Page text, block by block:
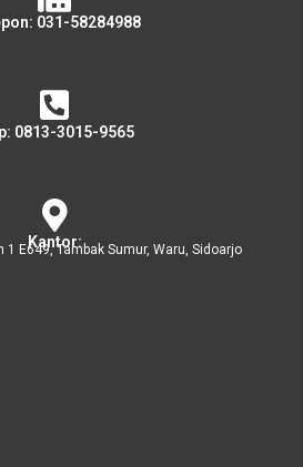
031-58284988
0813-3015-9565
Kantor:
E649, Tambak Sumur, Waru, Sidoarjo